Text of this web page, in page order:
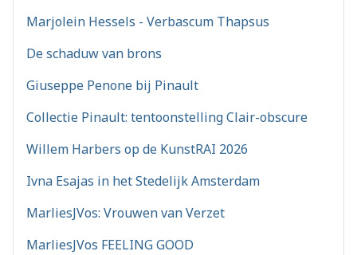
Marjolein Hessels - Verbascum Thapsus
De schaduw van brons
Giuseppe Penone bij Pinault
Collectie Pinault: tentoonstelling Clair-obscure
Willem Harbers op de KunstRAI 2026
Ivna Esajas in het Stedelijk Amsterdam
MarliesJVos: Vrouwen van Verzet
MarliesJVos FEELING GOOD